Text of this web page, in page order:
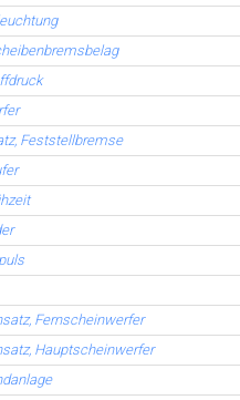
Feststellbremse
Fernscheinwerfer
Hauptscheinwerfer